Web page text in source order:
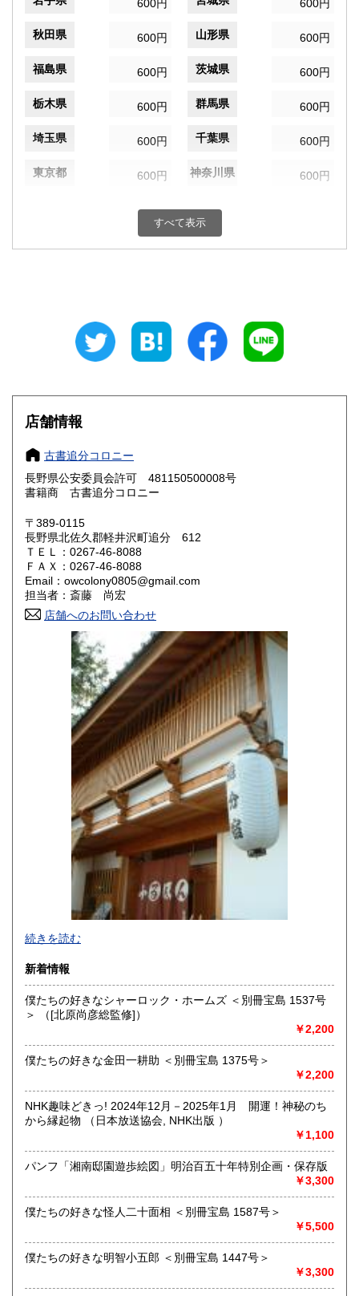
600円 600円
秋田県 600円 山形県 600円
福島県 600円 茨城県 600円
栃木県 600円 群馬県 600円
埼玉県 600円 千葉県 600円
東京都 600円 神奈川県 600円
600円 富山県
600円 三重県
大阪府
奈良県
鳥取県 600円 島根県
岡山県
山口県 600円
香川県 600円 愛媛県
高知県 600円
600円 長崎県
600円 大分県
600円 鹿児島県
600円
すべて表示
店舗情報
古書追分コロニー
長野県公安委員会許可 481150500008号
書籍商 古書追分コロニー
〒389-0115
長野県北佐久郡軽井沢町追分 612
ＴＥＬ：0267-46-8088
ＦＡＸ：0267-46-8088
Email：owcolony0805@gmail.com
担当者：斎藤 尚宏
店舗へのお問い合わせ
追分コロニーは「豊かな暮らし」をテーマにした「村の古本
屋」です。人が精神的に豊かな生活を送るための 様々な遊び
的「衣・食・住、アート、音楽、旅、 趣味、健康、文芸、経
済、社会、哲学、政治」 等の幅広いテーマを扱います。
「日本の古本屋」で販売している古本は、隣りの「文化磁場
油や」で一部展示販売も春～秋にしています、堀辰雄、立原
道造、加藤周一などのゆかりの土地柄です。信州にお越しの
沿線名：しなの鉄道
営業時間：12:00〜17:00
定休日：火・水曜日(夏季:毎日営業、冬季:天気次第)
◇近隣であれば書籍の買取をしています。少数であれば店へ
の持ち込み、あるいは量が多い場合はまずは電話などで相談
続きを読む
新着情報
僕たちの好きなシャーロック・ホームズ ＜別冊宝島 1537号
＞ （[北原尚彦総監修]）
￥2,200
僕たちの好きな金田一耕助 ＜別冊宝島 1375号＞
￥2,200
NHK趣味どきっ! 2024年12月－2025年1月 開運！神秘のち
から縁起物 （日本放送協会, NHK出版 ）
￥1,100
パンフ「湘南邸園遊歩絵図」明治百五十年特別企画・保存版
￥3,300
僕たちの好きな怪人二十面相 ＜別冊宝島 1587号＞
￥5,500
僕たちの好きな明智小五郎 ＜別冊宝島 1447号＞
￥3,300